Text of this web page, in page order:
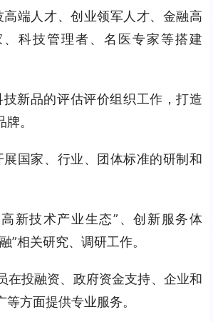
高端人才、创业领军人才、金融高
科技管理者、名医专家等搭建
技新品的评估评价组织工作，打造
。
展国家、行业、团体标准的研制和
高新技术产业生态”、创新服务体
”相关研究、调研工作。
在投融资、政府资金支持、企业和
方面提供专业服务。